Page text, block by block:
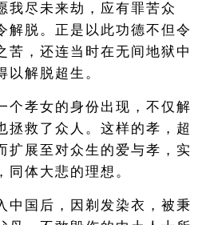
我尽未来劫，应有罪苦众
解脱。正是以此功德不但令
苦，还连当时在无间地狱中
以解脱超生。
个孝女的身份出现，不仅解
拯救了众人。这样的孝，超
扩展至对众生的爱与孝，实
同体大悲的理想。
中国后，因剃发染衣，被秉